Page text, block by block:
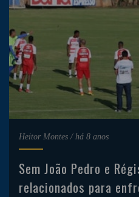
Heitor Montes / há 8 anos
Sem João Pedro e
relacionados para